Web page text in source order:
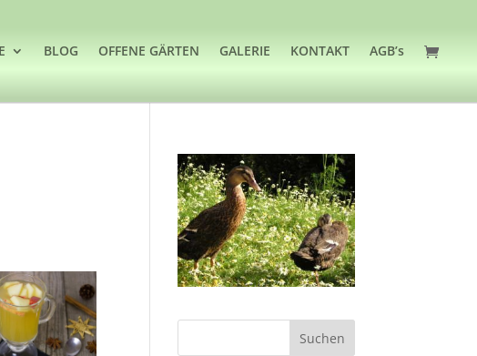
BLOG OFFENE GÄRTEN GALERIE KONTAKT AGB’s